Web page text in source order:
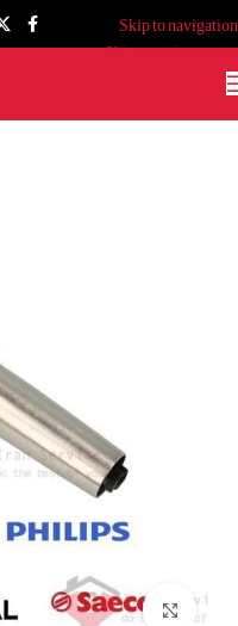
Skip to navigation
Skip to main content
برای بزرگنمایی کلیک